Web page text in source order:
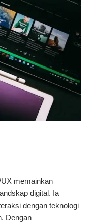
memainkan
digital. Ia
dengan teknologi
Dengan